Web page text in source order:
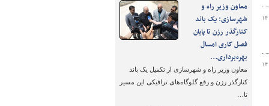
معاون وزیر راه و
شهرسازی: یک باند
کنارگذر رزن تا پایان
فصل کاری امسال
بهره‌برداری…
معاون وزیر راه و شهرسازی از تکمیل یک باند
کنارگذر رزن و رفع گلوگاه‌های ترافیکی این مسیر
تا…